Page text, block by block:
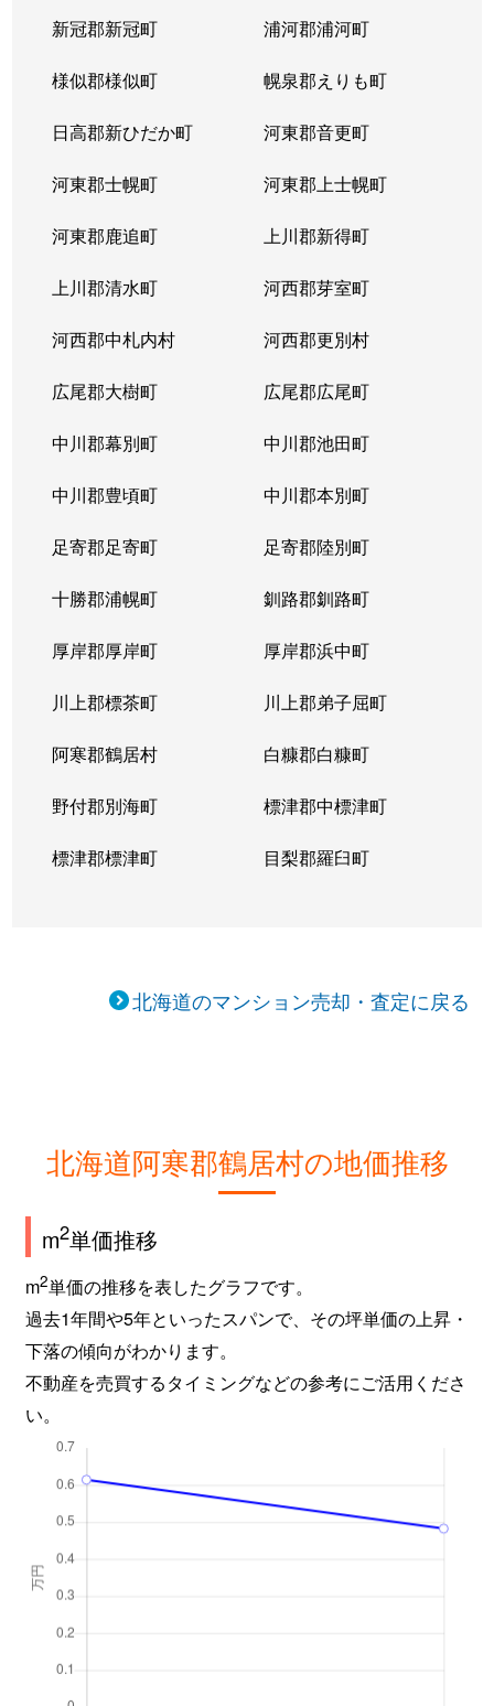
新冠郡新冠町 浦河郡浦河町
様似郡様似町 幌泉郡えりも町
日高郡新ひだか町 河東郡音更町
河東郡士幌町 河東郡上士幌町
河東郡鹿追町 上川郡新得町
上川郡清水町 河西郡芽室町
河西郡中札内村 河西郡更別村
広尾郡大樹町 広尾郡広尾町
中川郡幕別町 中川郡池田町
中川郡豊頃町 中川郡本別町
足寄郡足寄町 足寄郡陸別町
十勝郡浦幌町 釧路郡釧路町
厚岸郡厚岸町 厚岸郡浜中町
川上郡標茶町 川上郡弟子屈町
阿寒郡鶴居村 白糠郡白糠町
野付郡別海町 標津郡中標津町
標津郡標津町 目梨郡羅臼町
北海道のマンション売却・査定に戻る
北海道阿寒郡鶴居村の地価推移
m2単価推移
m2単価の推移を表したグラフです。
過去1年間や5年といったスパンで、その坪単価の上昇・
下落の傾向がわかります。
不動産を売買するタイミングなどの参考にご活用くださ
い。